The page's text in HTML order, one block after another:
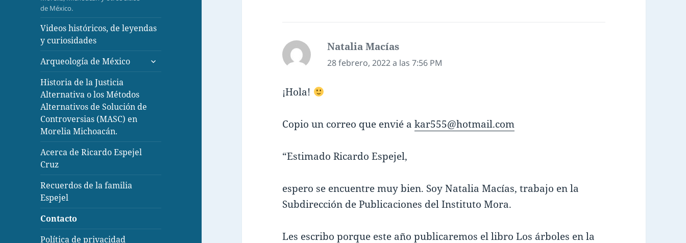
de México.
Videos históricos, de leyendas
y curiosidades
Arqueología de México
expande
el
Historia de la Justicia
Alternativa o los Métodos
Alternativos de Solución de
Controversias (MASC) en
Morelia Michoacán.
Acerca de Ricardo Espejel
Cruz
Recuerdos de la familia
Espejel
Contacto
Política de privacidad
Natalia Macías
28 febrero, 2022 a las 7:56 PM
¡Hola!
Copio un correo que envié akar555@hotmail.com
“Estimado Ricardo Espejel,
espero se encuentre muy bien. Soy Natalia Macías, trabajo en la
Subdirección de Publicaciones del Instituto Mora.
Les escribo porque este año publicaremos el libro Los árboles en la